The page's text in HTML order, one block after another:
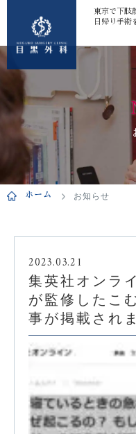
東京で下肢
日帰り手術
ホーム お知らせ
2023.03.21
集英社オンラ
が監修したこ
事が掲載され